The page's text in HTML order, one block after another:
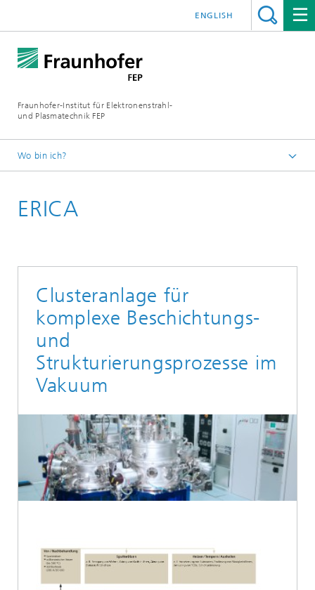
Fraunhofer-Institut für Elektronenstrahl-
und Plasmatechnik FEP
ENGLISH
Wo bin ich?
Anlagentechnik
ERICA
Clusteranlage für
komplexe Beschichtungs-
und
Strukturierungsprozesse im
Vakuum